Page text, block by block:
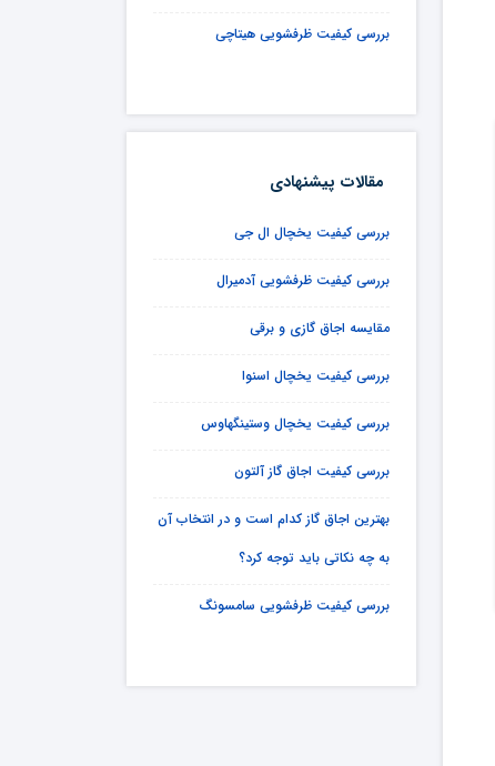
بررسی کیفیت ظرفشویی هیتاچی
مقالات پیشنهادی
بررسی کیفیت یخچال ال جی
بررسی کیفیت ظرفشویی آدمیرال
مقایسه اجاق گازی و برقی
بررسی کیفیت یخچال اسنوا
بررسی کیفیت یخچال وستینگهاوس
بررسی کیفیت اجاق گاز آلتون
بهترین اجاق گاز کدام است و در انتخاب آن
به چه نکاتی باید توجه کرد؟
بررسی کیفیت ظرفشویی سامسونگ